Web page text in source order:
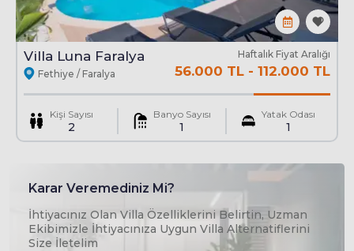
Villa Luna Faralya
Fethiye / Faralya
Haftalık Fiyat Aralığı
56.000 TL - 112.000 TL
Kişi Sayısı
2
Banyo Sayısı
1
Yatak Odası
1
Karar Veremediniz Mi?
İhtiyacınız Olan Villa Özelliklerini Belirtin, Uzman
Ekibimizle İhtiyacınıza Uygun Villa Alternatiflerini
Size İletelim